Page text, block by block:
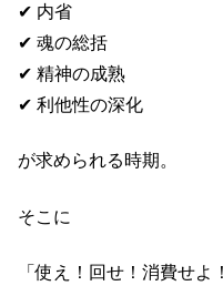
✔ 内省
✔ 魂の総括
✔ 精神の成熟
✔ 利他性の深化
が求められる時期。
そこに
「使え！回せ！消費せよ